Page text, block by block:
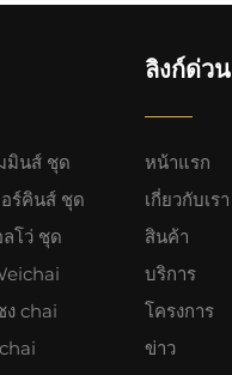
มินส์ ชุด
อร์คินส์ ชุด
ลโว่ ชุด
ง chai
ลิงก์ด่วน
หน้าแรก
เกี่ยวกับเรา
สินค้า
บริการ
โครงการ
ข่าว